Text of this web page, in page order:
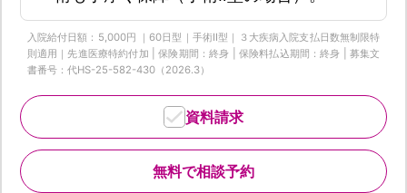
入院給付日額：5,000円 ｜60日型｜手術Ⅱ型｜３大疾病入院支払日数無制限特
則適用｜先進医療特約付加 | 保険期間：終身 | 保険料払込期間：終身 | 募集文
書番号：代HS-25-582-430（2026.3）
無料で相談予約
資料請求